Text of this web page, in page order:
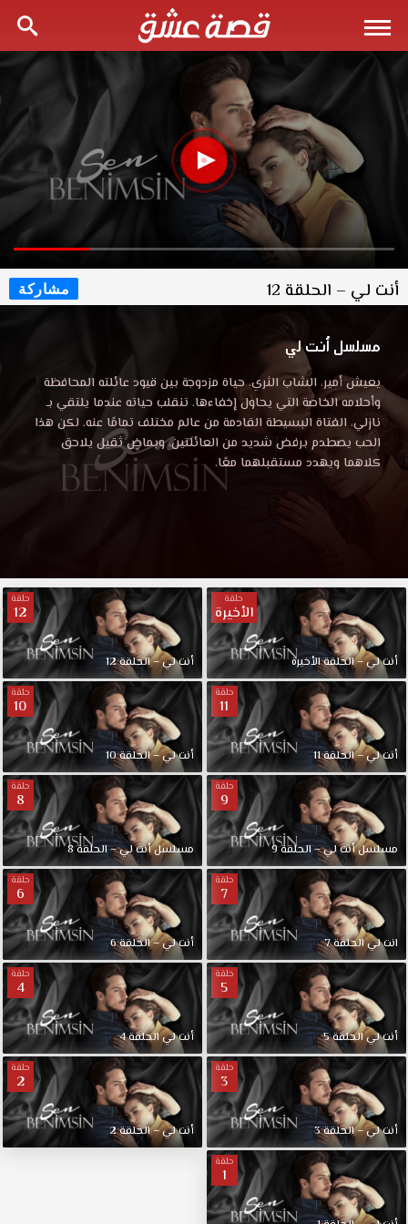
أنت لي – الحلقة 12 مشاركة
مسلسل أنت لي
يعيش أمير، الشاب الثري، حياة مزدوجة بين قيود عائلته المحافظة
وأحلامه الخاصة التي يحاول إخفاءها. تنقلب حياته عندما يلتقي بـ
نازلي، الفتاة البسيطة القادمة من عالم مختلف تمامًا عنه. لكن هذا
الحب يصطدم برفض شديد من العائلتين، وبماضٍ ثقيل يلاحق
كلاهما ويهدد مستقبلهما معًا.
حلقة
الأخيرة
أنت لي – الحلقة الأخيرة
حلقة
12
أنت لي – الحلقة 12
حلقة
11
أنت لي – الحلقة 11
حلقة
10
أنت لي – الحلقة 10
حلقة
9
مسلسل أنت لي – الحلقة 9
حلقة
8
مسلسل أنت لي – الحلقة 8
حلقة
7
انت لي الحلقة 7
حلقة
6
أنت لي – الحلقة 6
حلقة
5
أنت لي الحلقة 5
حلقة
4
أنت لي الحلقة 4
حلقة
3
أنت لي – الحلقة 3
حلقة
2
أنت لي – الحلقة 2
حلقة
1